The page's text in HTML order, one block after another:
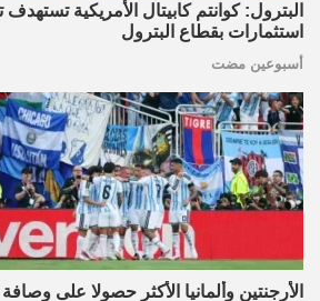
البترول: كوانتم كابيتال الأمريكية
استثمارات بقطاع البترول
أسبوعين مضت
الأرجنتين وألمانيا الأكثر حصولا على